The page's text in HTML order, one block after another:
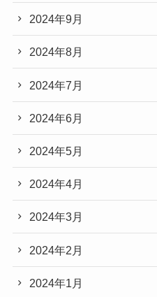
2024年9月
2024年8月
2024年7月
2024年6月
2024年5月
2024年4月
2024年3月
2024年2月
2024年1月